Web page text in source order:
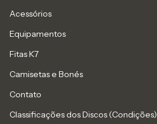
Acessórios
Equipamentos
Fitas K7
Camisetas e Bonés
Contato
Classificações dos Discos (Condições)